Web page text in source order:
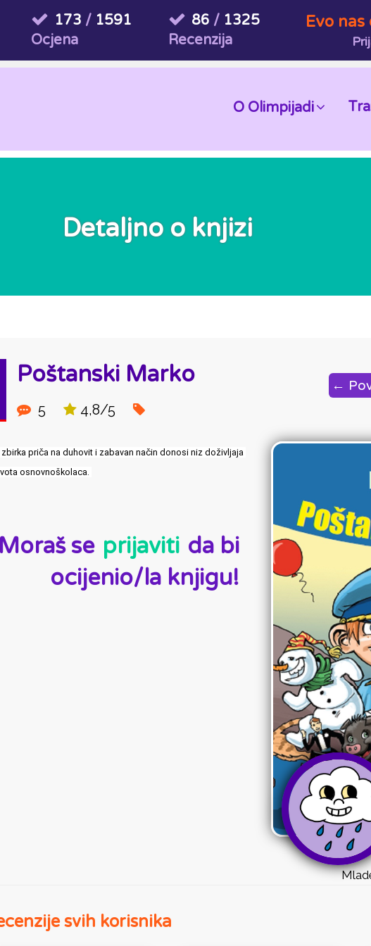
173 / 1591
Ocjena
86 / 1325
Recenzija
Evo nas
O Olimpijadi
Detaljno o knjizi
Poštanski Marko
5 4,8/5
←
zbirka priča na duhovit i zabavan način donosi niz doživljaja
osnovnoškolaca.
se prijaviti da bi
ocijenio/la knjigu!
svih korisnika